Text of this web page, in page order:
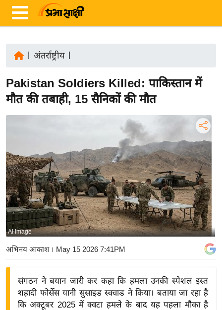
ज़ा
ख
ष्ट्री
य
अं
त
र्रा
ष्ट्री
य
बि
ज़
अंतर्राष्ट्रीय|
Pakistan Soldiers Killed: पाकिस्तान में
मौत की तबाही, 15 सैनिकों की मौत
AI Image
अभिनय आकाश। May 15 2026 7:41PM
संगठन ने बयान जारी कर कहा कि हमला उनकी स्पेशल इस्त
शहादी फोर्सेस यानी सुसाइड स्क्वाड ने किया। बताया जा रहा है
कि अक्टूबर 2025 में क्वटा हमले के बाद यह पहला मौका है